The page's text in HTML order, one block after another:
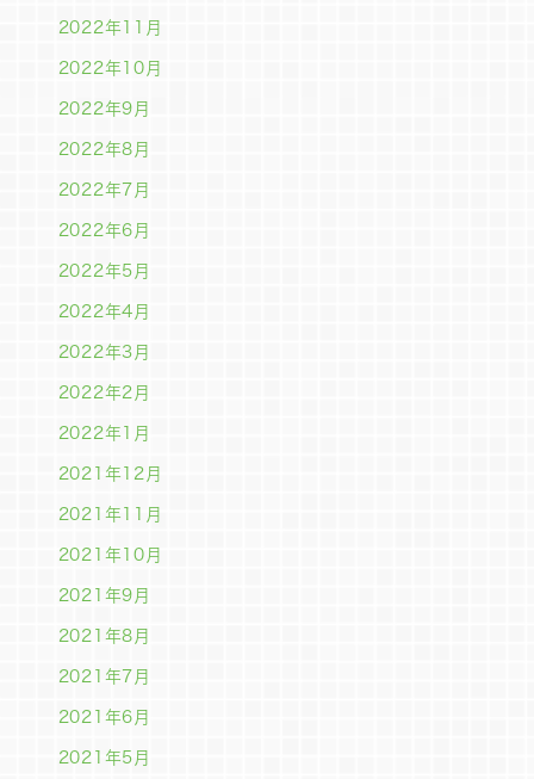
2022年11月
2022年10月
2022年9月
2022年8月
2022年7月
2022年6月
2022年5月
2022年4月
2022年3月
2022年2月
2022年1月
2021年12月
2021年11月
2021年10月
2021年9月
2021年8月
2021年7月
2021年6月
2021年5月